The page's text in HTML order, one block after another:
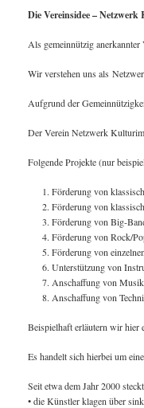
Die Vereinsidee –
Als gemeinnützig
Wir verstehen uns als
Aufgrund der
Der Verein Netzwerk
Folgende Projekte (nur
Förderung von
Förderung von
Förderung von Big-
Förderung von Rock/
Förderung von
Unterstützung von
Anschaffung von
Anschaffung von
Beispielhaft erläutern wir hier
Es handelt sich hierbei um
Seit etwa dem Jahr 2000
• die Künstler klagen über